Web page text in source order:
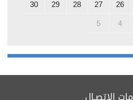
26
27
28
29
30
4
5